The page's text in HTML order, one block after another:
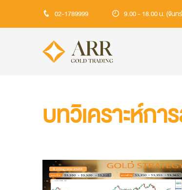
02-1789999 9.00 - 18.00 น. (จันท
บทวิเคราะห์กา